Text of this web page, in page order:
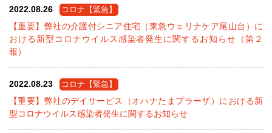
2022.08.26 コロナ【緊急】
【重要】弊社の介護付シニア住宅（東急ウェリナケア尾山台）に
おける新型コロナウイルス感染者発生に関するお知らせ（第２
報）
2022.08.23 コロナ【緊急】
【重要】弊社のデイサービス（オハナたまプラーザ）における新
型コロナウイルス感染者発生に関するお知らせ